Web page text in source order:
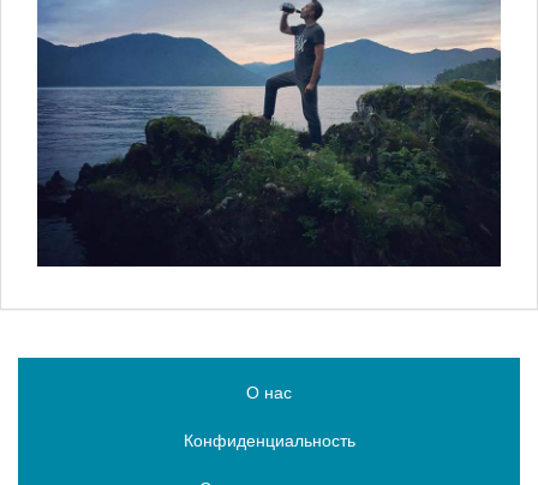
О нас
Конфиденциальность